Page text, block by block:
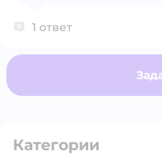
1 ответ
Категории